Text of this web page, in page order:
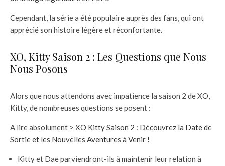
Cependant, la série a été populaire auprès des fans, qui ont
apprécié son histoire légère et réconfortante.
XO, Kitty Saison 2 : Les Questions que Nous
Nous Posons
Alors que nous attendons avec impatience la saison 2 de XO,
Kitty, de nombreuses questions se posent :
A lire absolument > XO Kitty Saison 2 : Découvrez la Date de
Sortie et les Nouvelles Aventures à Venir !
Kitty et Dae parviendront-ils à maintenir leur relation à